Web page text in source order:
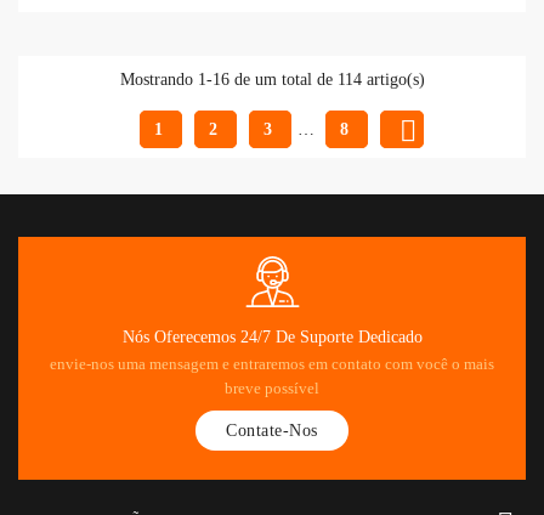
Mostrando 1-16 de um total de 114 artigo(s)
1 2 3 … 8 
Nós Oferecemos 24/7 De Suporte Dedicado
envie-nos uma mensagem e entraremos em contato com você o mais
breve possível
Contate-Nos